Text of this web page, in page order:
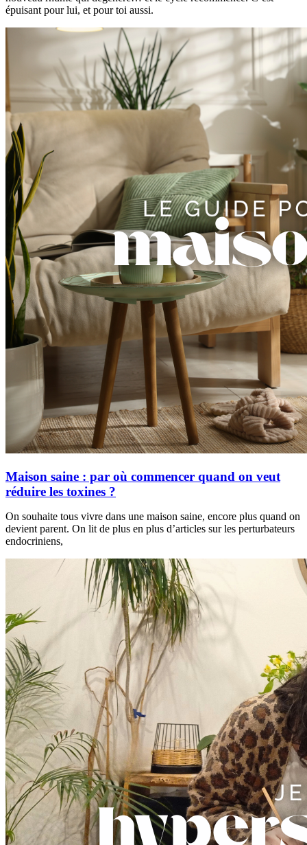
épuisant pour lui, et pour toi aussi.
Maison saine : par où commencer quand on veut
réduire les toxines ?
On souhaite tous vivre dans une maison saine, encore plus quand on
devient parent. On lit de plus en plus d’articles sur les perturbateurs
endocriniens,